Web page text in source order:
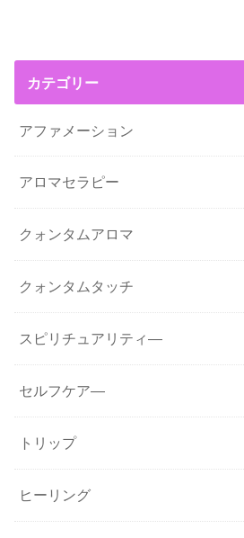
カテゴリー
アファメーション
アロマセラピー
クォンタムアロマ
クォンタムタッチ
スピリチュアリティ―
セルフケア―
トリップ
ヒーリング